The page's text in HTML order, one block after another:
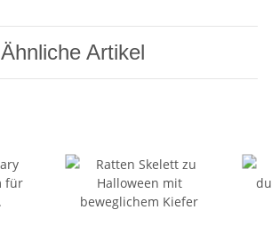
Ähnliche Artikel